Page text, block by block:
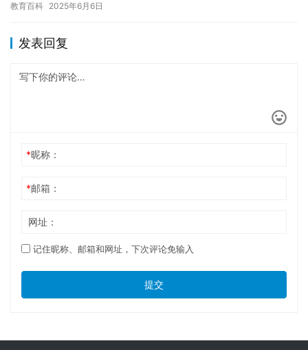
探讨智…
教育百科 2025年6月6日
发表回复
*昵称：
*邮箱：
网址：
记住昵称、邮箱和网址，下次评论免输入
提交